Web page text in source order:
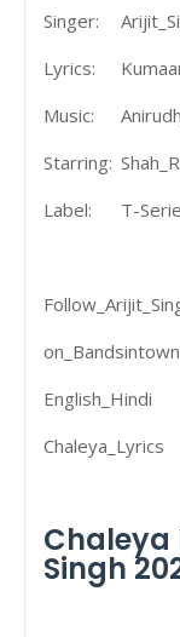
Singer:
Lyrics:
Music:
Starring:
Label:
T-
on_Bandsintown
English_Hindi
Chaleya_Lyrics
Chaleya
Singh